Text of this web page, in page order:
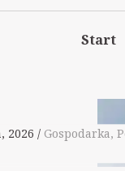
Start
2026 Gospodarka,